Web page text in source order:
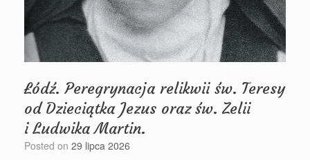
Łódź. Peregrynacja relikwii św. Teresy
od Dzieciątka Jezus oraz św. Zelii
i Ludwika Martin.
Posted on 29 lipca 2026